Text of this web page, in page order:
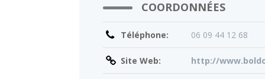
COORDONNÉES
Téléphone: 06 09 44 12 68
Site Web: http://